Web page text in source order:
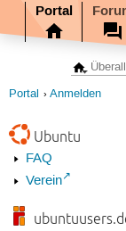
Portal
Portal Anmelden
Ubuntu
FAQ
Verein